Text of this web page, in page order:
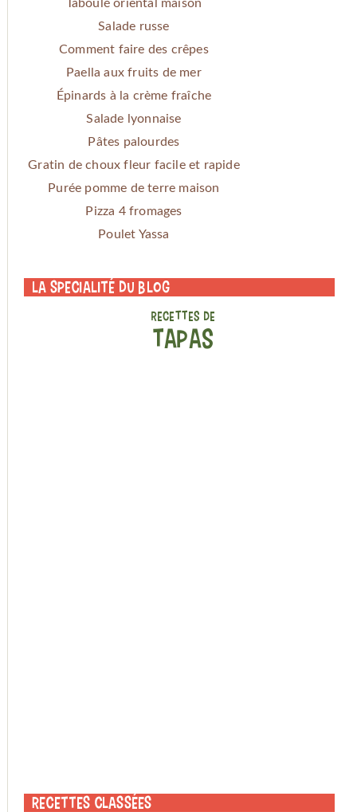
Taboulé oriental maison
Salade russe
Comment faire des crêpes
Paella aux fruits de mer
Épinards à la crème fraîche
Salade lyonnaise
Pâtes palourdes
Gratin de choux fleur facile et rapide
Purée pomme de terre maison
Pizza 4 fromages
Poulet Yassa
La specialité du blog
RECETTES DE
TAPAS
Recettes classées